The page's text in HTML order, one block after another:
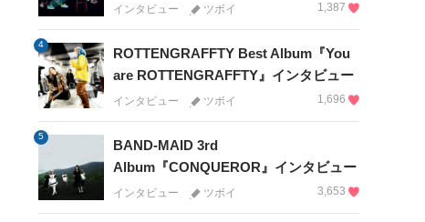
インタビュー ツボイ 1,387
4
ROTTENGRAFFTY Best Album『You
are ROTTENGRAFFTY』インタビュー
インタビュー ツボイ 1,696
5
BAND-MAID 3rd
Album『CONQUEROR』インタビュー
インタビュー ツボイ 3,653